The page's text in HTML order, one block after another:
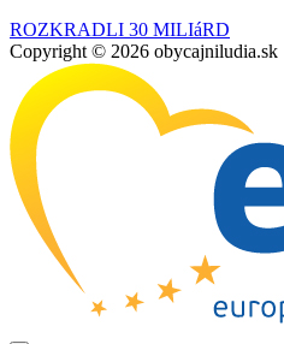
ROZKRADLI 30 MILIáRD
Copyright © 2026 obycajniludia.sk